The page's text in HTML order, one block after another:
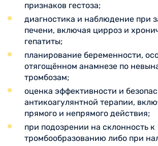
признаков гестоза;
диагностика и наблюдение при
печени, включая цирроз и
гепатиты;
планирование беременности,
отягощённом анамнезе по
тромбозам;
оценка эффективности и
антикоагулянтной терапии,
прямого и непрямого действия;
при подозрении на склонность к
тромбообразованию либо при